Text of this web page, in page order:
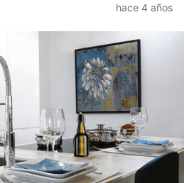
hace 4 años